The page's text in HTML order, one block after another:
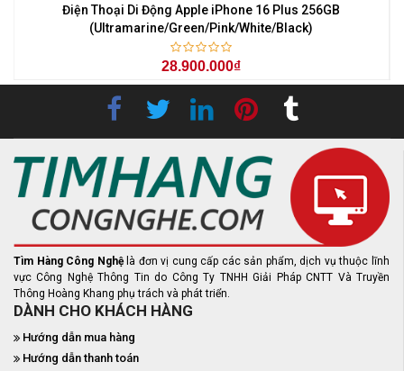
Điện Thoại Di Động Apple iPhone 16 Plus 256GB
(Ultramarine/Green/Pink/White/Black)
28.900.000₫
Tìm Hàng Công Nghệ là đơn vị cung cấp các sản phẩm, dịch vụ thuộc lĩnh
vực Công Nghệ Thông Tin do Công Ty TNHH Giải Pháp CNTT Và Truyền
Thông Hoàng Khang phụ trách và phát triển.
DÀNH CHO KHÁCH HÀNG
Hướng dẫn mua hàng
Hướng dẫn thanh toán